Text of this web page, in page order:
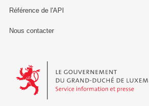
Référence de l'API
Nous contacter
Le Gouvernement du Grand-Duché de